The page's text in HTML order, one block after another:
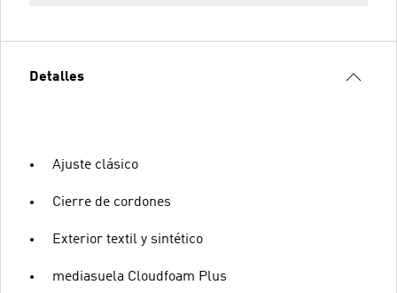
Detalles
Ajuste clásico
Cierre de cordones
Exterior textil y sintético
mediasuela Cloudfoam Plus